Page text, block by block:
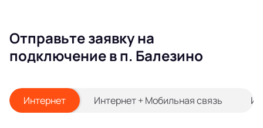
Отправьте заявку на
подключение в п. Балезино
Интернет Интернет + Мобильная связь